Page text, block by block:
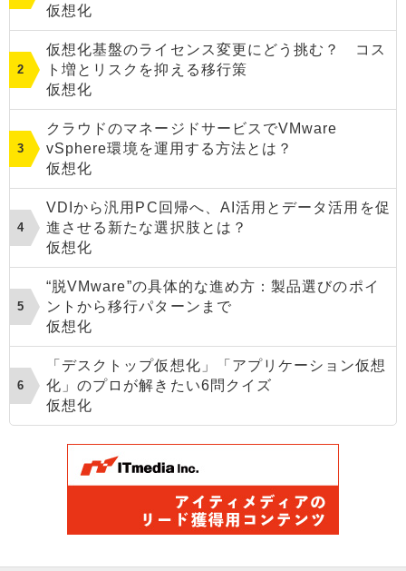
仮想化
仮想化基盤のライセンス変更にどう挑む？ コス
ト増とリスクを抑える移行策
仮想化
クラウドのマネージドサービスでVMware
vSphere環境を運用する方法とは？
仮想化
VDIから汎用PC回帰へ、AI活用とデータ活用を促
進させる新たな選択肢とは？
仮想化
“脱VMware”の具体的な進め方：製品選びのポイ
ントから移行パターンまで
仮想化
「デスクトップ仮想化」「アプリケーション仮想
化」のプロが解きたい6問クイズ
仮想化